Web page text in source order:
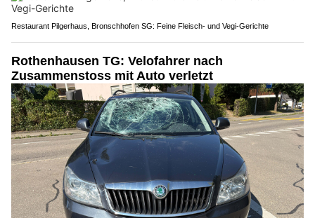
Restaurant Pilgerhaus, Bronschhofen SG: Feine Fleisch- und Vegi-Gerichte
Rothenhausen TG: Velofahrer nach
Zusammenstoss mit Auto verletzt